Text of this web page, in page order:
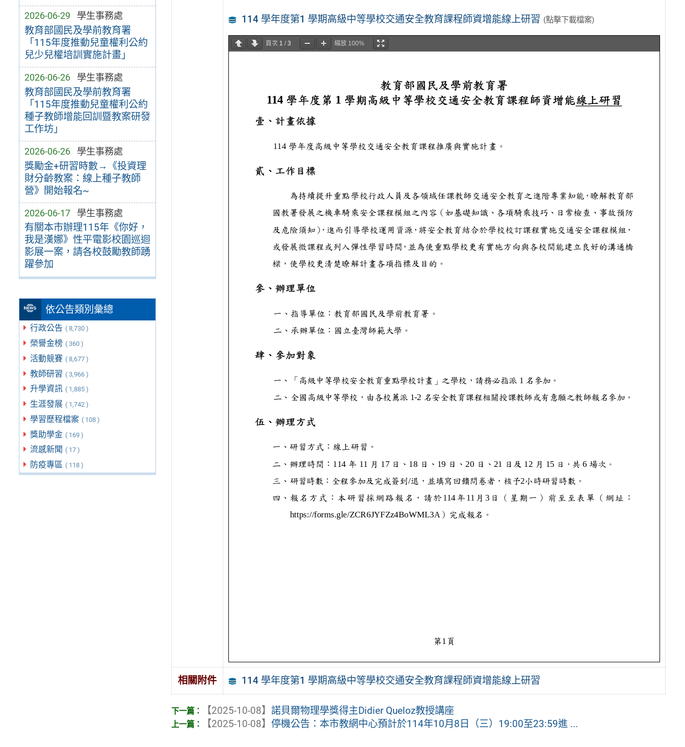
2026-06-29 學生事務處
教育部國民及學前教育署
「115年度推動兒童權利公約
兒少兒權培訓實施計畫」
2026-06-26 學生事務處
教育部國民及學前教育署
「115年度推動兒童權利公約
種子教師增能回訓暨教案研發
工作坊」
2026-06-26 學生事務處
獎勵金+研習時數→《投資理
財分齡教案：線上種子教師
營》開始報名~
2026-06-17 學生事務處
有關本市辦理115年《你好，
我是漢娜》性平電影校園巡迴
影展一案，請各校鼓勵教師踴
躍參加
依公告類別彙總
行政公告 ( 8,730 )
榮譽金榜 ( 360 )
活動競賽 ( 8,677 )
教師研習 ( 3,966 )
升學資訊 ( 1,885 )
生涯發展 ( 1,742 )
學習歷程檔案 ( 108 )
獎助學金 ( 169 )
流感新聞 ( 17 )
防疫專區 ( 118 )
114 學年度第1 學期高級中等學校交通安全教育課程師資增能線上研習 (點擊下載檔案)
頁次 1 /3 縮放 100%
相關附件 114 學年度第1 學期高級中等學校交通安全教育課程師資增能線上研習
【2025-10-08】諾貝爾物理學獎得主Didier Queloz教授講座
【2025-10-08】停機公告：本市教網中心預計於114年10月8日（三）19:00至23:59進 ...